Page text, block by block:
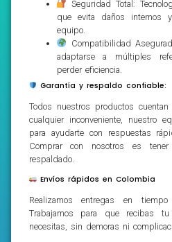
Seguridad Total:
que evita daños internos
equipo.
Compatibilidad
adaptarse a múltiples
perder eficiencia.
Garantía y respaldo confiable:
Todos nuestros productos
cualquier inconveniente, nuestro
para ayudarte con respuestas
Comprar con nosotros es
respaldado.
Envíos rápidos en Colombia
Realizamos entregas en
Trabajamos para que recibas
necesitas, sin demoras ni